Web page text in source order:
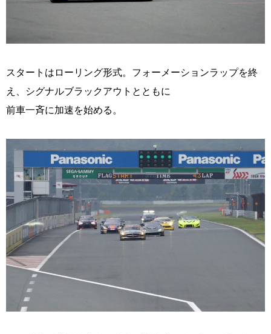
スタートはローリング形式。フォーメーションラップを終
え、シグナルブラックアウトとともに
前車一斉に加速を始める。